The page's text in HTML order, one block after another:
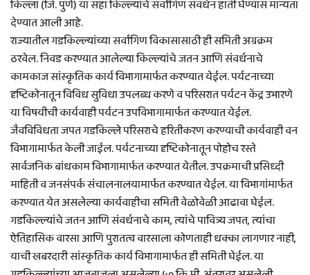
किल्ला (जि. पुणे) या सहा किल्ल्यांचे सर्वांगिण संवर्धन हाती घेण्यास मान्यता
देण्यात आली आहे.
राज्यातील गडकिल्ल्यांच्या सर्वागिण विकासासाठी ही समिती अग्रक्रम
ठरवेल. निवड करण्यात आलेल्या किल्ल्यांचे जतन आणि संवर्धनाचे
कामकाज सांस्कृतिक कार्य विभागामार्फत करण्यात येईल. पर्यटनाच्या
दृष्टिकोनातून विविध सुविधा उपलब्ध करणे व परिसरात पर्यटन केंद्र उभारणे
या विषयीची कार्यवाही पर्यटन उपविभागामार्फत करण्यात येईल.
जैवविविधता जपत गडकिल्ले परिसराचे हरितीकरण करण्याची कार्यवाही वन
विभागामार्फत केली जाईल. पर्यटनाच्या दृष्टिकोनातून पोहोच रस्ते
सार्वजनिक बांधकाम विभागामार्फत करण्यात येतील. उपक्रमाची प्रसिध्दी
माहिती व जनसंपर्क संचालनालयामार्फत करण्यात येईल. या विभागांमार्फत
करण्यात येत असलेल्या कार्यवाहीचा समिती वेळोवेळी आढावा घेईल.
गडकिल्ल्यांचे जतन आणि संवर्धनाचे काम, त्यांचे पावित्र्य जपत, त्यांचा
ऐतिहासिक वारसा आणि पुरातत्व वारसाला कोणताही धक्का लागणार नाही,
याची खबरदारी सांस्कृतिक कार्य विभागामार्फत ही समिती घेईल. या